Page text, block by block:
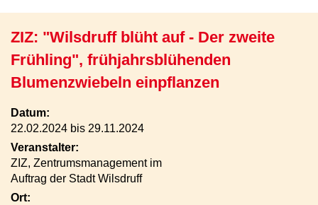
ZIZ: "Wilsdruff blüht auf - Der zweite
Frühling", frühjahrsblühenden
Blumenzwiebeln einpflanzen
Datum:
22.02.2024 bis 29.11.2024
Veranstalter:
ZIZ, Zentrumsmanagement im
Auftrag der Stadt Wilsdruff
Ort: